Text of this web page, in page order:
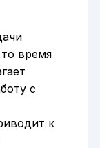
время
с
к